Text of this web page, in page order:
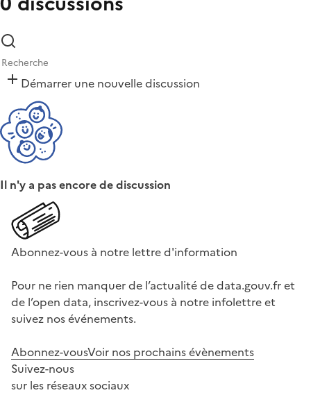
Démarrer une nouvelle discussion
Il n'y a pas encore de discussion
Abonnez-vous à notre lettre d'information
Pour ne rien manquer de l’actualité de data.gouv.fr et
de l’open data, inscrivez-vous à notre infolettre et
suivez nos événements.
Abonnez-vousVoir nos prochains évènements
Suivez-nous
sur les réseaux sociaux